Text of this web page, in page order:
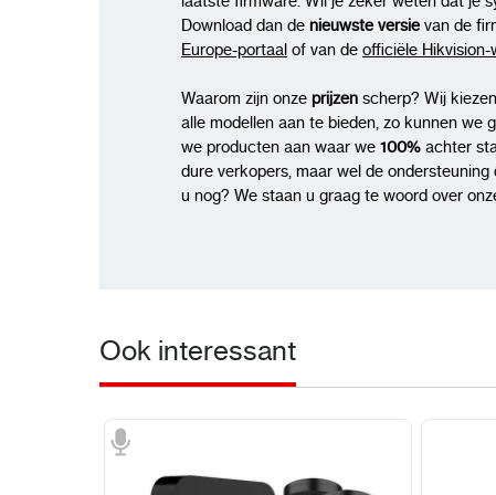
Download dan de nieuwste versievan de
Europe-portaal of van de officiële Hikvision-
Waarom zijn onze prijzen scherp? Wij
alle modellen aan te bieden, zo kunnen we
we producten aan waar we 100% achter
dure verkopers, maar wel de
u nog? We staan u graag te woord over
Ook interessant